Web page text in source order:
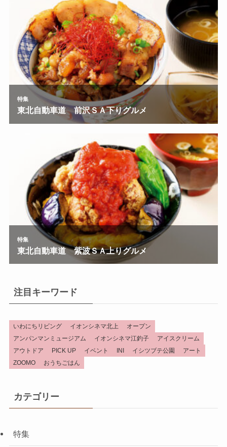
注目キーワード
いわにちリビング イオンシネマ北上
オープン
アンパンマンミュージアム
イオンシネマ江釣子
アイスクリーム
アウトドア
PICK UP イベント INI イシツブテ公園
アート
ZOOMO
おうちごはん
カテゴリー
特集